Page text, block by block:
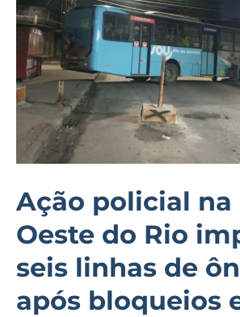
Ação policial na
Oeste do Rio
seis linhas de
após bloqueios
Oeste
do
Rio
impacta
seis
linhas
de
após
bloqueios
vias